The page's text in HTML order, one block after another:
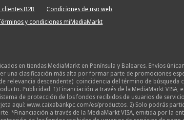
B2B
Condiciones de uso web
y condiciones miMediaMarkt
en tiendas MediaMarkt en Península y Baleares. Envíos
una clasificación más alta por formar parte de promociones
relevancia descendente): coincidencia del término de
Publicidad: 1) Financiación a través de la MediaMarkt VISA,
de protección de los fondos recibidos de usuarios de
aquí: www.caixabankpc.com/es/productos. 2) Solo podrás
*Financiación a través de la MediaMarkt VISA, emitida por la